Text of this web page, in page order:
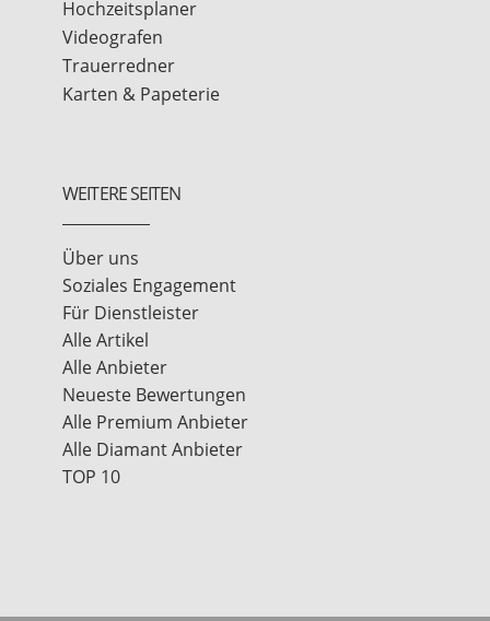
Hochzeitsplaner
Videografen
Trauerredner
Karten & Papeterie
WEITERE SEITEN
Über uns
Soziales Engagement
Für Dienstleister
Alle Artikel
Alle Anbieter
Neueste Bewertungen
Alle Premium Anbieter
Alle Diamant Anbieter
TOP 10